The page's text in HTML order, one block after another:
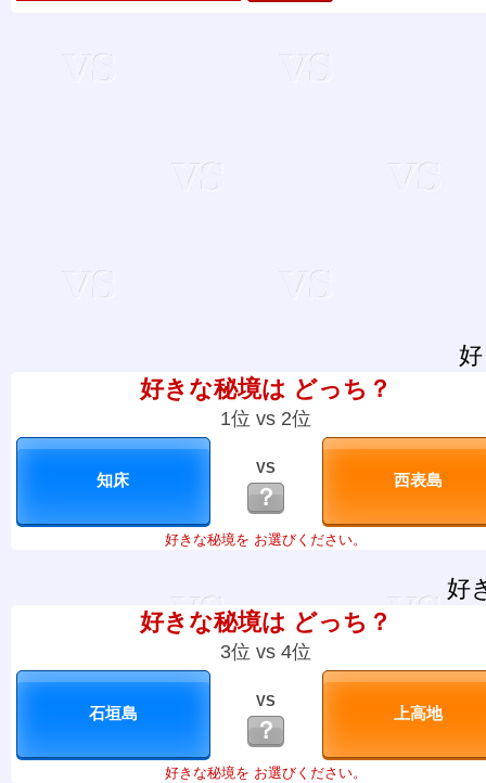
好きな秘境は どっち？
1位 vs 2位
VS
？
好きな秘境を お選びください。
好
好きな秘境は どっち？
3位 vs 4位
VS
？
好きな秘境を お選びください。